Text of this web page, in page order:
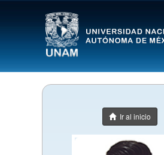
Ir al inicio